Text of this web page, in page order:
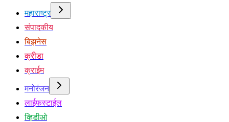
महाराष्ट्र
संपादकीय
बिझनेस
क्रीडा
क्राईम
मनोरंजन
लाईफस्टाईल
व्हिडीओ